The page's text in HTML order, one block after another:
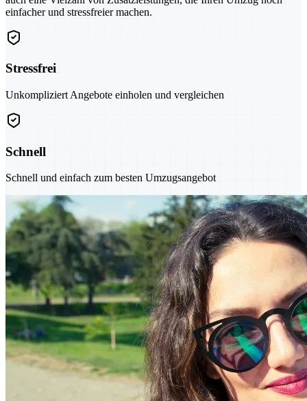
einfacher und stressfreier machen.
Stressfrei
Unkompliziert Angebote einholen und vergleichen
Schnell
Schnell und einfach zum besten Umzugsangebot